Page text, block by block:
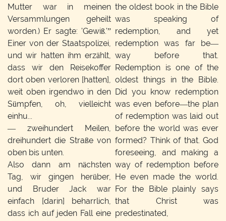
Mutter war in meinen
Versammlungen geheilt
worden.) Er sagte: 'Gewiß.'”
Einer von der Staatspolizei,
und wir hatten ihm erzählt,
dass wir den Reisekoffer
dort oben verloren [hatten],
weit oben irgendwo in den
Sümpfen, oh, vielleicht
einhu...
— zweihundert Meilen,
dreihundert die Straße von
oben bis unten.
Also dann am nächsten
Tag, wir gingen herüber,
und Bruder Jack war
einfach [darin] beharrlich,
dass ich auf jeden Fall eine
the oldest book in the Bible
was speaking of
redemption, and yet
redemption was far be—
way before that.
Redemption is one of the
oldest things in the Bible.
Did you know redemption
was even before—the plan
of redemption was laid out
before the world was ever
formed? Think of that. God
foreseeing, and making a
way of redemption before
He even made the world.
For the Bible plainly says
that Christ was
predestinated,